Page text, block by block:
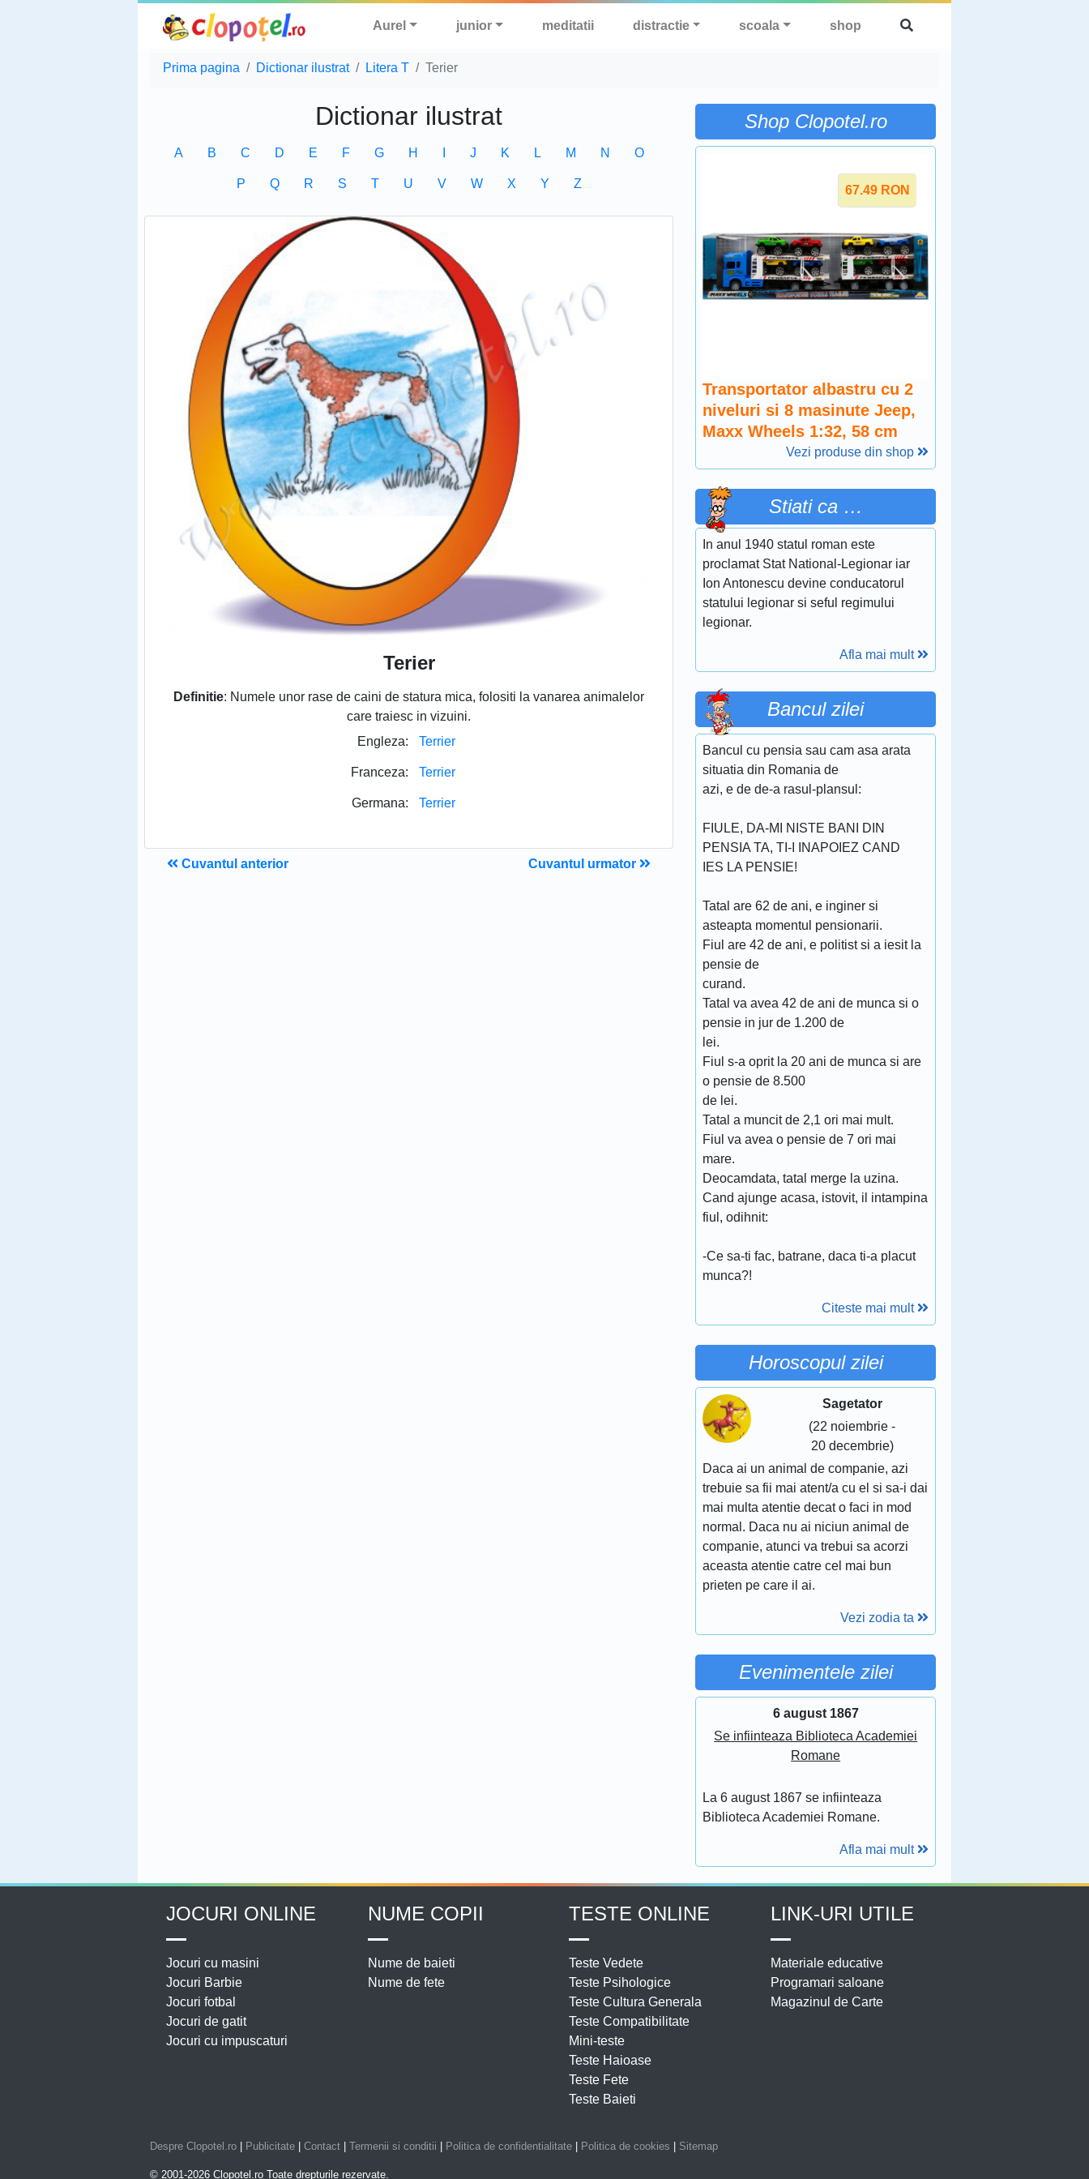
Aurel junior meditatii distractie scoala shop
Prima pagina Dictionar ilustrat Litera T Terier
Dictionar ilustrat
A B C D E F G H J K L M N O
P Q R S T U V W X Y Z
Terier
Definitie: Numele unor rase de caini de statura mica, folositi la vanarea animalelor
care traiesc in vizuini.
Engleza:
Terrier
Franceza: Terrier
Germana: Terrier
Cuvantul anterior Cuvantul urmator
Shop Clopotel.ro
67.49 RON
Transportator albastru cu 2
niveluri si 8 masinute Jeep,
Maxx Wheels 1:32, 58 cm
Vezi produse din shop
Stiati ca …
In anul 1940 statul roman este
proclamat Stat National-Legionar iar
Ion Antonescu devine conducatorul
statului legionar si seful regimului
legionar.
Afla mai mult
Bancul zilei
Bancul cu pensia sau cam asa arata
situatia din Romania de
azi, e de de-a rasul-plansul:
FIULE, DA-MI NISTE BANI DIN
PENSIA TA, TI-I INAPOIEZ CAND
IES LA PENSIE!
Tatal are 62 de ani, e inginer si
asteapta momentul pensionarii.
Fiul are 42 de ani, e politist si a iesit la
pensie de
curand.
Tatal va avea 42 de ani de munca si o
pensie in jur de 1.200 de
lei.
Fiul s-a oprit la 20 ani de munca si are
o pensie de 8.500
de lei.
Tatal a muncit de 2,1 ori mai mult.
Fiul va avea o pensie de 7 ori mai
mare.
Deocamdata, tatal merge la uzina.
Cand ajunge acasa, istovit, il intampina
fiul, odihnit:
-Ce sa-ti fac, batrane, daca ti-a placut
munca?!
Citeste mai mult
Horoscopul zilei
Sagetator
(22 noiembrie -
20 decembrie)
Daca ai un animal de companie, azi
trebuie sa fii mai atent/a cu el si sa-i dai
mai multa atentie decat o faci in mod
normal. Daca nu ai niciun animal de
companie, atunci va trebui sa acorzi
aceasta atentie catre cel mai bun
prieten pe care il ai.
Vezi zodia ta
Evenimentele zilei
6 august 1867
Se infiinteaza Biblioteca Academiei
Romane
La 6 august 1867 se infiinteaza
Biblioteca Academiei Romane.
Afla mai mult
JOCURI ONLINE
Jocuri cu masini
Jocuri Barbie
Jocuri fotbal
Jocuri de gatit
Jocuri cu impuscaturi
NUME COPII
Nume de baieti
Nume de fete
TESTE ONLINE
Teste Vedete
Teste Psihologice
Teste Cultura Generala
Teste Compatibilitate
Mini-teste
Teste Haioase
Teste Fete
Teste Baieti
LINK-URI UTILE
Materiale educative
Programari saloane
Magazinul de Carte
Despre Clopotel.ro | Publicitate | Contact | Termenii si conditii | Politica de confidentialitate | Politica de cookies | Sitemap
© 2001-2026 Clopotel.ro Toate drepturile rezervate.